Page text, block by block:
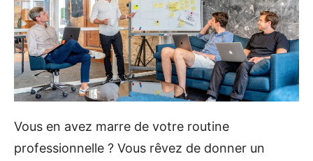
Vous en avez marre de votre routine
professionnelle ? Vous rêvez de donner un